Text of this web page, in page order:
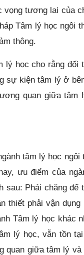
tương lai của
Tâm lý học ngôi
thông.
lý học cho rằng đối
sự kiện tâm lý ở
quan giữa tâm
tâm lý học
ưu điểm của
sau: Phải chăng để
thiết phải vận dụng
Tâm lý học khác
lý học, vẫn tồn
quan giữa tâm lý